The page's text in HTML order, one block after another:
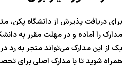
برای دریافت پذیرش از دانشگاه پکن،
مدارک را آماده و در مهلت مقرر به
یک از این مدارک می‌تواند منجر به رد
همراه شوید تا با مدارک اصلی برای